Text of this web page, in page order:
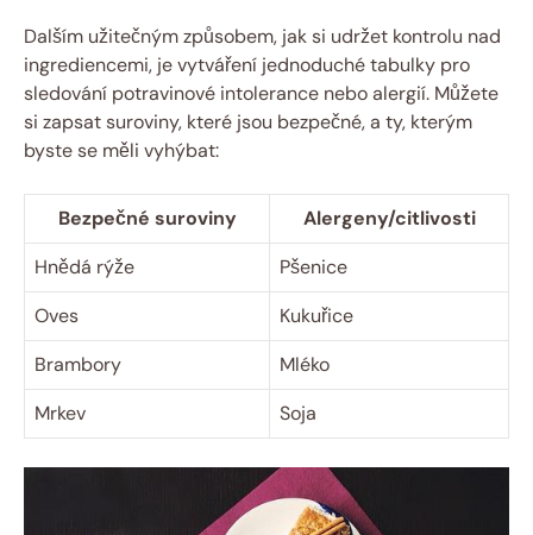
Dalším užitečným způsobem, jak si udržet kontrolu nad
ingrediencemi, je vytváření jednoduché tabulky pro
sledování potravinové intolerance nebo alergií. Můžete
si zapsat suroviny, které jsou bezpečné, a ty, kterým
byste se měli vyhýbat:
Bezpečné suroviny
Alergeny/citlivosti
Hnědá rýže
Pšenice
Oves
Kukuřice
Brambory
Mléko
Mrkev
Soja